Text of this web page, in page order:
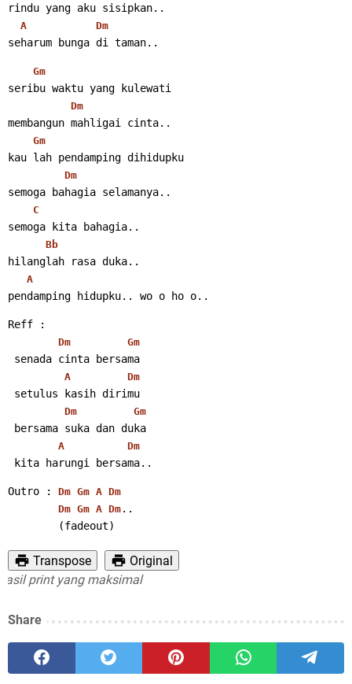
rindu yang aku sisipkan..
A Dm
seharum bunga di taman..
Gm
seribu waktu yang kulewati
Dm
membangun mahligai cinta..
Gm
kau lah pendamping dihidupku
Dm
semoga bahagia selamanya..
C
semoga kita bahagia..
Bb
hilanglah rasa duka..
A
pendamping hidupku.. wo o ho o..
Reff :
Dm Gm
senada cinta bersama
A Dm
setulus kasih dirimu
Dm Gm
bersama suka dan duka
A Dm
kita harungi bersama..
Outro : Dm Gm A Dm
Dm Gm A Dm ..
        (fadeout)
Transpose
Original
print yang maksimal
Share